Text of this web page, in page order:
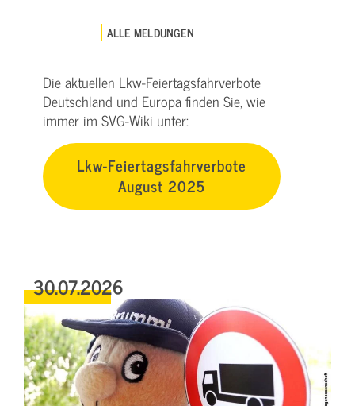
ALLE MELDUNGEN
Die aktuellen Lkw-Feiertagsfahrverbote
Deutschland und Europa finden Sie, wie
immer im SVG-Wiki unter:
Lkw-Feiertagsfahrverbote
August 2025
30.07.2026